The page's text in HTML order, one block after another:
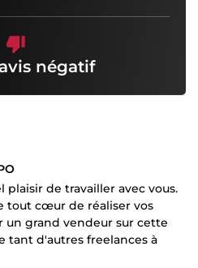
négatif
plaisir de travailler avec vous.
tout cœur de réaliser vos
un grand vendeur sur cette
tant d'autres freelances à